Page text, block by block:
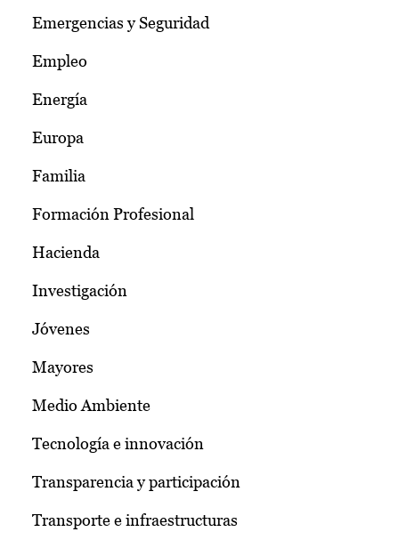
Emergencias y Seguridad
Empleo
Energía
Europa
Familia
Formación Profesional
Hacienda
Investigación
Jóvenes
Mayores
Medio Ambiente
Tecnología e innovación
Transparencia y participación
Transporte e infraestructuras